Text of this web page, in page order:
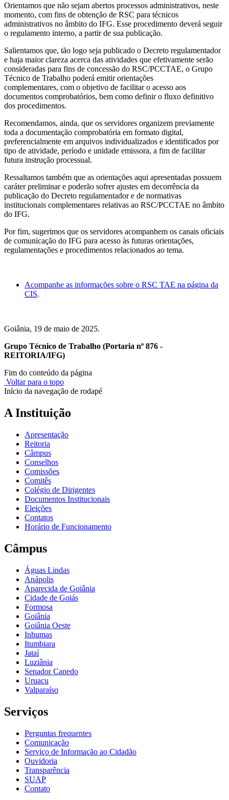
Orientamos que não sejam abertos processos administrativos, neste
momento, com fins de obtenção de RSC para técnicos
administrativos no âmbito do IFG. Esse procedimento deverá seguir
o regulamento interno, a partir de sua publicação.
Salientamos que, tão logo seja publicado o Decreto regulamentador
e haja maior clareza acerca das atividades que efetivamente serão
consideradas para fins de concessão do RSC/PCCTAE, o Grupo
Técnico de Trabalho poderá emitir orientações
complementares, com o objetivo de facilitar o acesso aos
documentos comprobatórios, bem como definir o fluxo definitivo
dos procedimentos.
Recomendamos, ainda, que os servidores organizem previamente
toda a documentação comprobatória em formato digital,
preferencialmente em arquivos individualizados e identificados por
tipo de atividade, período e unidade emissora, a fim de facilitar
futura instrução processual.
Ressaltamos também que as orientações aqui apresentadas possuem
caráter preliminar e poderão sofrer ajustes em decorrência da
publicação do Decreto regulamentador e de normativas
institucionais complementares relativas ao RSC/PCCTAE no âmbito
do IFG.
Por fim, sugerimos que os servidores acompanhem os canais oficiais
de comunicação do IFG para acesso às futuras orientações,
regulamentações e procedimentos relacionados ao tema.
Acompanhe as informações sobre o RSC TAE na página da
CIS.
Goiânia, 19 de maio de 2025.
Grupo Técnico de Trabalho (Portaria nº 876 -
REITORIA/IFG)
Fim do conteúdo da página
Voltar para o topo
Início da navegação de rodapé
A Instituição
Apresentação
Reitoria
Câmpus
Conselhos
Comissões
Comitês
Colégio de Dirigentes
Documentos Institucionais
Eleições
Contatos
Horário de Funcionamento
Câmpus
Águas Lindas
Anápolis
Aparecida de Goiânia
Cidade de Goiás
Formosa
Goiânia
Goiânia Oeste
Inhumas
Itumbiara
Jataí
Luziânia
Senador Canedo
Uruaçu
Valparaíso
Serviços
Perguntas frequentes
Comunicação
Serviço de Informação ao Cidadão
Ouvidoria
Transparência
SUAP
Contato